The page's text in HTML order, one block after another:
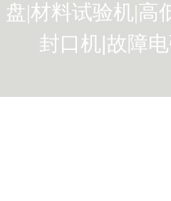
盘|材料试验机|高
封口机|故障